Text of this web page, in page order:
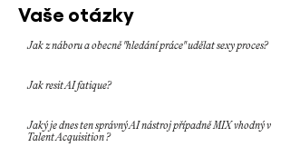
Vaše otázky
Jak z náboru a obecně "hledání práce" udělat sexy proces?
Jak resit AI fatique?
Jaký je dnes ten správný AI nástroj případně MIX vhodný v
Talent Acquisition ?